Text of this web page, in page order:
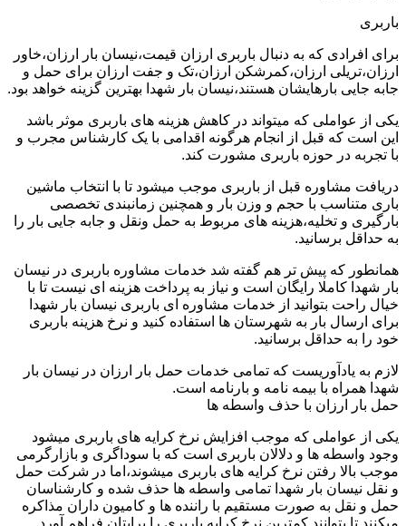
باربری
برای افرادی که به دنبال باربری ارزان قیمت،نیسان بار ارزان،خاور
ارزان،تریلی ارزان،کمرشکن ارزان،تک و جفت ارزان برای حمل و
جابه جایی بارهایشان هستند،نیسان بار شهدا بهترین گزینه خواهد بود.
یکی از عواملی که میتواند در کاهش هزینه های باربری موثر باشد
این است که قبل از انجام هرگونه اقدامی با یک کارشناس مجرب و
با تجربه در حوزه باربری مشورت کند.
دریافت مشاوره قبل از باربری موجب میشود تا با انتخاب ماشین
باری متناسب با حجم و وزن بار و همچنین زمانبندی تخصصی
بارگیری و تخلیه،هزینه های مربوط به حمل ونقل و جابه جایی بار را
به حداقل برسانید.
همانطور که پیش تر هم گفته شد خدمات مشاوره باربری در نیسان
بار شهدا کاملا رایگان است و نیاز به پرداخت هزینه ای نیست تا با
خیال راحت بتوانید از خدمات مشاوره ای باربری نیسان بار شهدا
برای ارسال بار به شهرستان ها استفاده کنید و نرخ هزینه باربری
خود را به حداقل برسانید.
لازم به یادآوریست که تمامی خدمات حمل بار ارزان در نیسان بار
شهدا همراه با بیمه نامه و بارنامه است.
حمل بار ارزان با حذف واسطه ها
یکی از عواملی که موجب افزایش نرخ کرایه های باربری میشود
وجود واسطه ها و دلالان باربری است که با سوداگری و بازارگرمی
موجب بالا رفتن نرخ کرایه های باربری میشوند،اما در شرکت حمل
و نقل نیسان بار شهدا تمامی واسطه ها حذف شده و کارشناسان
حمل و نقل به صورت مستقیم با راننده ها و کامیون داران مذاکره